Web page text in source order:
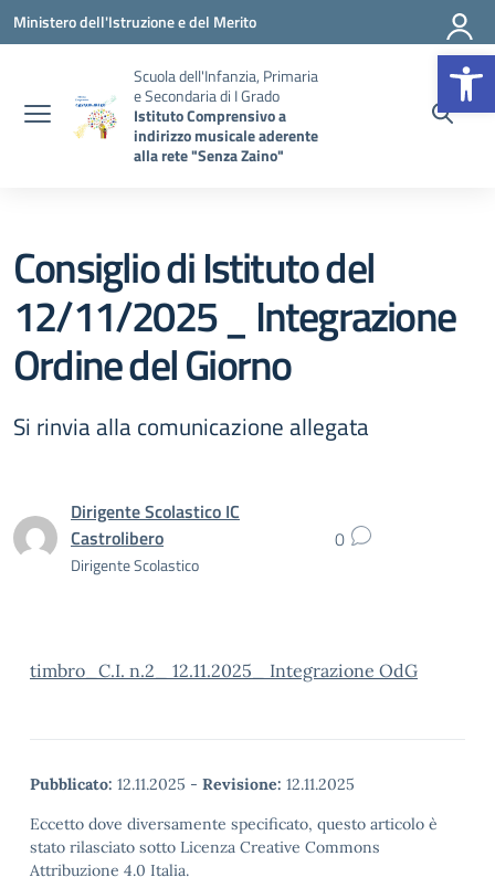
Vai ai contenuti
Vai al menu di navigazione
Vai al footer
Ministero dell'Istruzione e del Merito
Scuola dell'Infanzia, Primaria
e Secondaria di I Grado
Istituto Comprensivo a
indirizzo musicale aderente
alla rete "Senza Zaino"
Consiglio di Istituto del
12/11/2025 _ Integrazione
Ordine del Giorno
Si rinvia alla comunicazione allegata
Dirigente Scolastico IC
Castrolibero
Dirigente Scolastico
0
timbro_C.I. n.2_ 12.11.2025_ Integrazione OdG
Pubblicato: 12.11.2025 - Revisione: 12.11.2025
Eccetto dove diversamente specificato, questo articolo è
stato rilasciato sotto Licenza Creative Commons
Attribuzione 4.0 Italia.